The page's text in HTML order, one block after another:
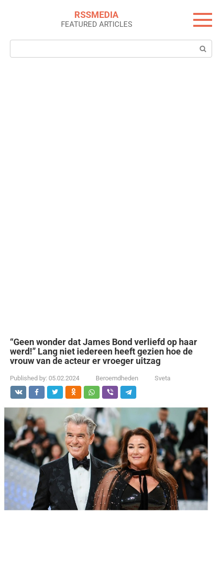
RSSMEDIA
FEATURED ARTICLES
Search:
“Geen wonder dat James Bond verliefd op haar
werd!” Lang niet iedereen heeft gezien hoe de
vrouw van de acteur er vroeger uitzag
Published by: 05.02.2024 Beroemdheden Sveta